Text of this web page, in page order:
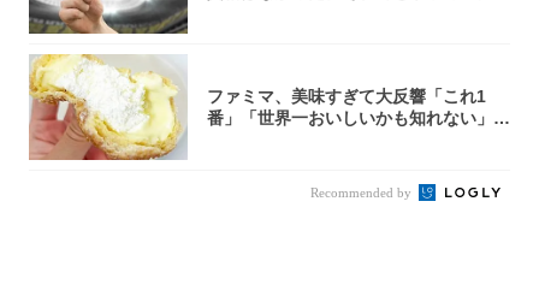
ファミマ、美味すぎて大反響「これ1
番」「世界一おいしいかも知れない」
Recommended by